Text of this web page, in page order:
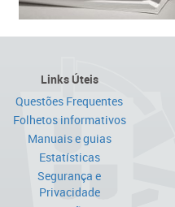
Links Úteis
Questões Frequentes
Folhetos informativos
Manuais e guias
Estatísticas
Segurança e
Privacidade